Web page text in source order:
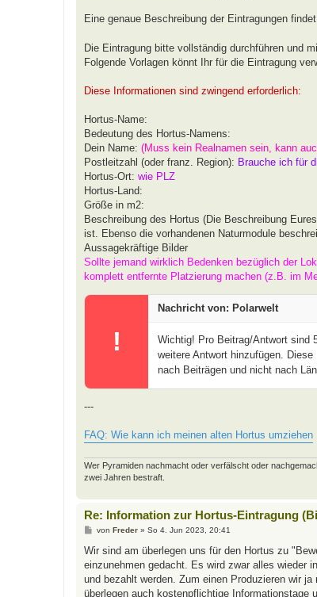
Eine genaue Beschreibung der Eintragungen findet
Die Eintragung bitte vollständig durchführen und
Folgende Vorlagen könnt Ihr für die Eintragung
Diese Informationen sind zwingend erforderlich:
Hortus-Name:
Bedeutung des Hortus-Namens:
Dein Name: (Muss kein Realnamen sein, kann
Postleitzahl (oder franz. Region): Brauche ich für
Hortus-Ort: wie PLZ
Hortus-Land:
Größe in m2:
Beschreibung des Hortus (Die Beschreibung
ist. Ebenso die vorhandenen Naturmodule
Aussagekräftige Bilder
Sollte jemand wirklich Bedenken bezüglich der
komplett entfernte Platzierung machen (z.B. im
!
Nachricht von: Polarwelt
Wichtig! Pro Beitrag/Antwort sind
weitere Antwort hinzufügen.
nach Beiträgen und nicht nach
---
FAQ: Wie kann ich meinen alten Hortus umziehen
Wer Pyramiden nachmacht oder verfälscht oder
zwei Jahren bestraft.
Re: Information zur Hortus-Eintragung
B
i
r
a
von Freder» So 4. Jun 2023, 20:41
Wir sind am überlegen uns für den Hortus zu
einzunehmen gedacht. Es wird zwar alles wieder
und bezahlt werden. Zum einen Produzieren wir
überlegen auch kostenpflichtige Informationstage